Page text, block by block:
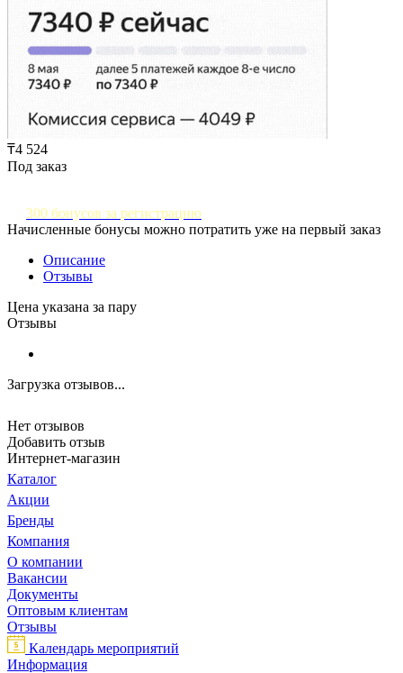
₸4 524
Под заказ
300 бонусов за регистрацию
Начисленные бонусы можно потратить уже на первый заказ
Описание
Отзывы
Цена указана за пару
Отзывы
Загрузка отзывов...
Нет отзывов
Добавить отзыв
Интернет-магазин
Каталог
Акции
Бренды
Компания
О компании
Вакансии
Документы
Оптовым клиентам
Отзывы
Календарь мероприятий
Информация